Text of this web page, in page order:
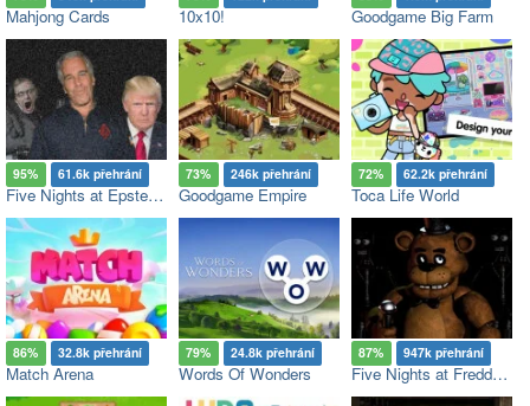
Mahjong Cards 10x10! Goodgame Big Farm
95% 61.6k přehrání
Five Nights at Epstein’s
73% 246k přehrání
Goodgame Empire
72% 62.2k přehrání
Toca Life World
86% 32.8k přehrání
Match Arena
79% 24.8k přehrání
Words Of Wonders
87% 947k přehrání
Five Nights at Freddy's